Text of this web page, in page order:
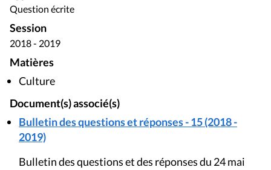
Question écrite
Session
2018 - 2019
Matières
Culture
Document(s) associé(s)
Bulletin des questions et réponses - 15 (2018 -
2019)
Bulletin des questions et des réponses du 24 mai